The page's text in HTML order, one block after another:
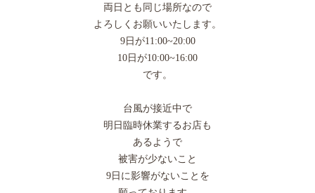
両日とも同じ場所なので
よろしくお願いいたします。
9日が11:00~20:00
10日が10:00~16:00
です。
台風が接近中で
明日臨時休業するお店も
あるようで
被害が少ないこと
9日に影響がないことを